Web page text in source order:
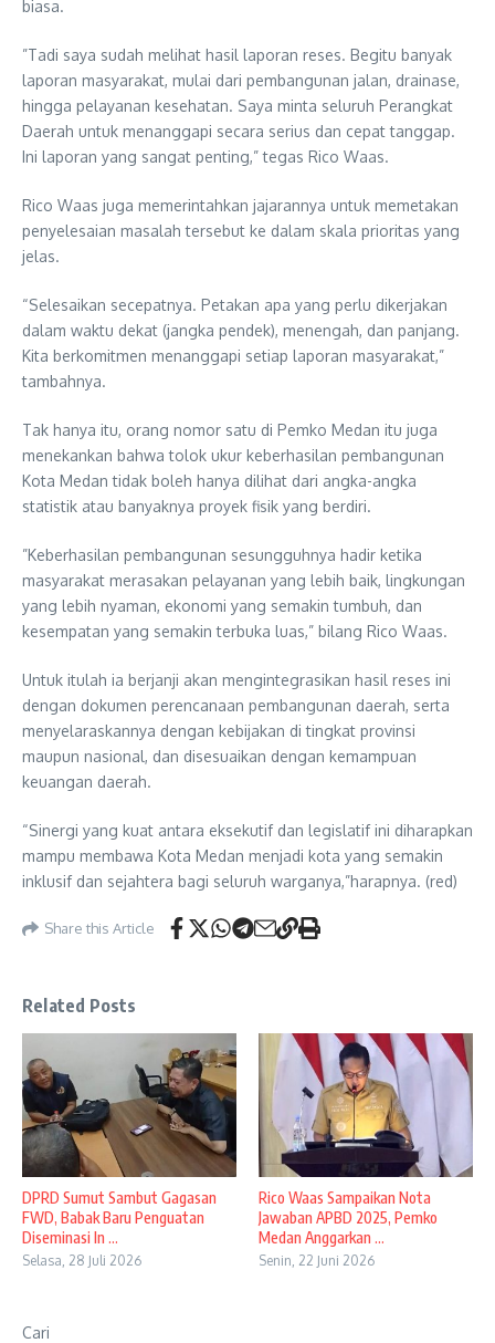
biasa.
​”Tadi saya sudah melihat hasil laporan reses. Begitu banyak
laporan masyarakat, mulai dari pembangunan jalan, drainase,
hingga pelayanan kesehatan. Saya minta seluruh Perangkat
Daerah untuk menanggapi secara serius dan cepat tanggap.
Ini laporan yang sangat penting,” tegas Rico Waas.
Rico Waas juga memerintahkan jajarannya untuk memetakan
penyelesaian masalah tersebut ke dalam skala prioritas yang
jelas.
“Selesaikan secepatnya. Petakan apa yang perlu dikerjakan
dalam waktu dekat (jangka pendek), menengah, dan panjang.
Kita berkomitmen menanggapi setiap laporan masyarakat,”
tambahnya.
Tak hanya itu, orang nomor satu di Pemko Medan itu juga
menekankan bahwa tolok ukur keberhasilan pembangunan
Kota Medan tidak boleh hanya dilihat dari angka-angka
statistik atau banyaknya proyek fisik yang berdiri.
​”Keberhasilan pembangunan sesungguhnya hadir ketika
masyarakat merasakan pelayanan yang lebih baik, lingkungan
yang lebih nyaman, ekonomi yang semakin tumbuh, dan
kesempatan yang semakin terbuka luas,” bilang Rico Waas.
Untuk itulah ia berjanji akan mengintegrasikan hasil reses ini
dengan dokumen perencanaan pembangunan daerah, serta
menyelaraskannya dengan kebijakan di tingkat provinsi
maupun nasional, dan disesuaikan dengan kemampuan
keuangan daerah.
“Sinergi yang kuat antara eksekutif dan legislatif ini diharapkan
mampu membawa Kota Medan menjadi kota yang semakin
inklusif dan sejahtera bagi seluruh warganya,”harapnya. (red)
Share this Article
Related Posts
DPRD Sumut Sambut Gagasan
FWD, Babak Baru Penguatan
Diseminasi In ...
Selasa, 28 Juli 2026
Rico Waas Sampaikan Nota
Jawaban APBD 2025, Pemko
Medan Anggarkan ...
Senin, 22 Juni 2026
Cari